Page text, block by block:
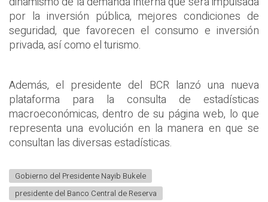
por la inversión pública, mejores condiciones de
seguridad, que favorecen el consumo e inversión
privada, así como el turismo.
Además, el presidente del BCR lanzó una nueva
plataforma para la consulta de estadísticas
macroeconómicas, dentro de su página web, lo que
representa una evolución en la manera en que se
consultan las diversas estadísticas.
Gobierno del Presidente Nayib Bukele
presidente del Banco Central de Reserva